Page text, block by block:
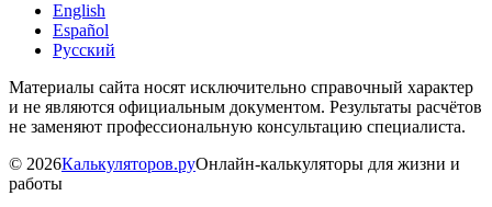
English
Español
Русский
Материалы сайта носят исключительно справочный характер
и не являются официальным документом. Результаты расчётов
не заменяют профессиональную консультацию специалиста.
© 2026Калькуляторов.руОнлайн-калькуляторы для жизни и
работы